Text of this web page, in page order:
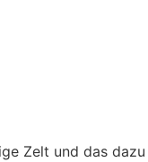
Zelt und das dazu